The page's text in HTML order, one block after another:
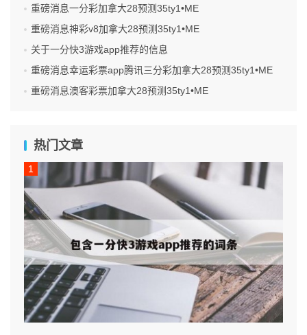
重磅消息一分彩加拿大28预测35ty1 •ME
重磅消息神彩v8加拿大28预测35ty1 •ME
关于一分快3游戏app推荐的信息
重磅消息幸运彩票app腾讯三分彩加拿大28预测35ty1 •ME
重磅消息澳客彩票加拿大28预测35ty1 •ME
热门文章